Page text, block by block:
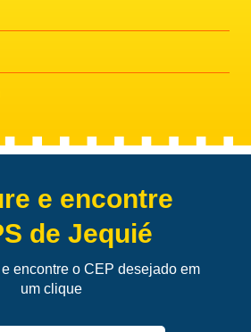
e encontre
de Jequié
encontre o CEP desejado em
um clique